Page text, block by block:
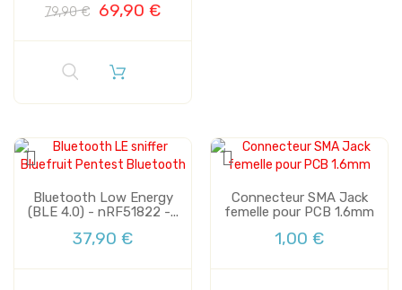
79,90 € 69,90 €
Bluetooth Low Energy
(BLE 4.0) - nRF51822 -...
37,90 €
Connecteur SMA Jack
femelle pour PCB 1.6mm
1,00 €